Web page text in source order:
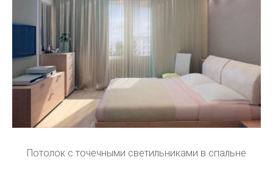
Потолок с точечными светильниками в спальне